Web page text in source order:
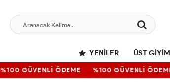
YENILER ÜST GIYIM
GÜVENLİ ÖDEME %100 GÜVENLİ ÖDEME